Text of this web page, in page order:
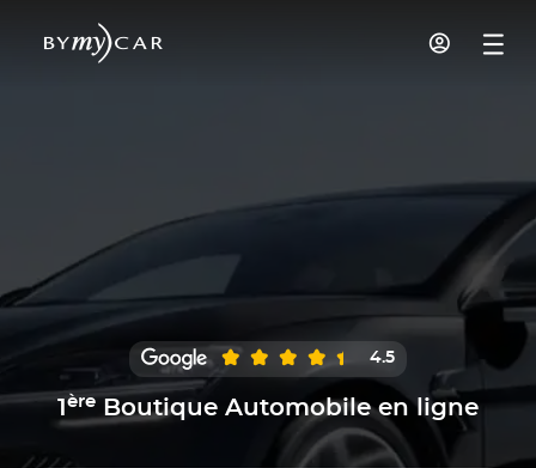
4.5
1 ère Boutique Automobile en ligne